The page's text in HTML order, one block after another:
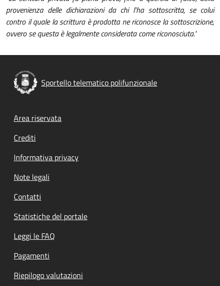
provenienza delle dichiarazioni da chi l'ha sottoscritta, se colui
contro il quale la scrittura è prodotta ne riconosce la sottoscrizione,
ovvero se questa è legalmente considerata come riconosciuta."
Sportello telematico polifunzionale
Footer menu
Area riservata
Crediti
Informativa privacy
Note legali
Contatti
Statistiche del portale
Leggi le FAQ
Pagamenti
Riepilogo valutazioni